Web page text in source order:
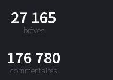
27 165
brèves
176 780
commentaires